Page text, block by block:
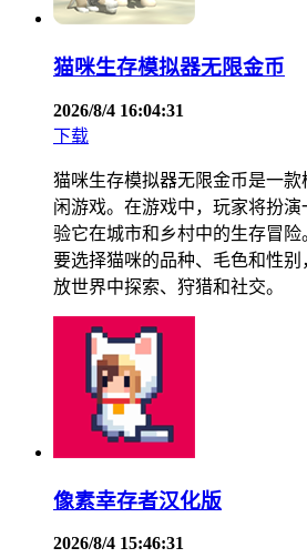
猫咪生存模拟器无限金币
2026/8/4 16:04:31
下载
猫咪生存模拟器无限金币是一
闲游戏。在游戏中，玩家将扮
验它在城市和乡村中的生存冒
要选择猫咪的品种、毛色和性
放世界中探索、狩猎和社交。
像素幸存者汉化版
2026/8/4 15:46:31